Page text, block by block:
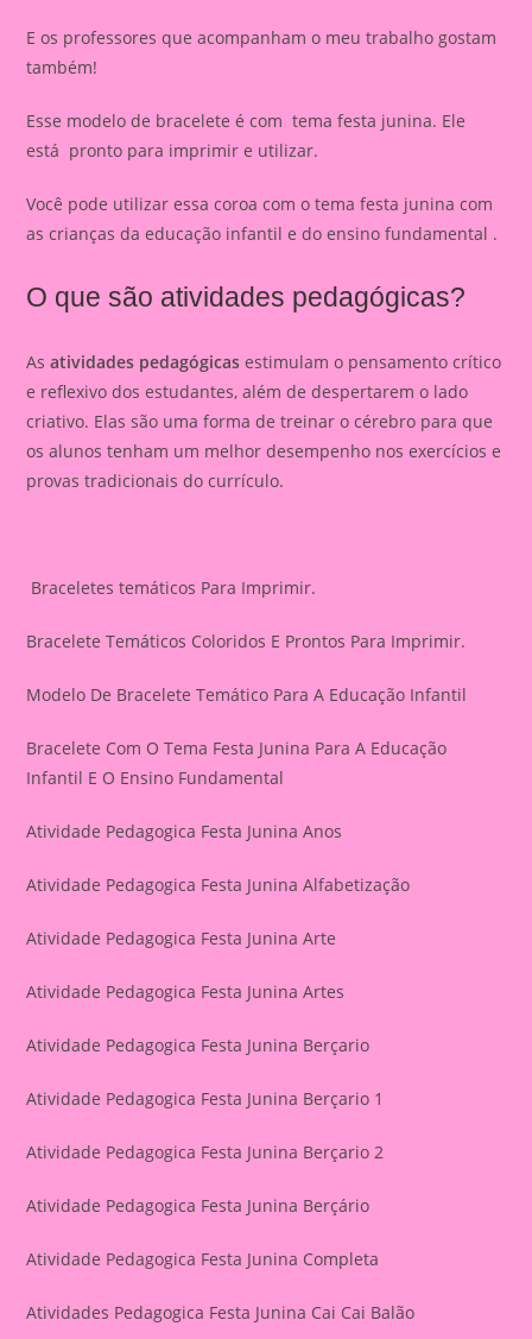
E os professores que acompanham o meu trabalho gostam
também!
Esse modelo de bracelete é com tema festa junina. Ele
está pronto para imprimir e utilizar.
Você pode utilizar essa coroa com o tema festa junina com
as crianças da educação infantil e do ensino fundamental .
O que são atividades pedagógicas?
Asatividades pedagógicas estimulam o pensamento crítico
e reflexivo dos estudantes, além de despertarem o lado
criativo. Elas são uma forma de treinar o cérebro para que
os alunos tenham um melhor desempenho nos exercícios e
provas tradicionais do currículo.
Braceletes temáticos Para Imprimir.
Bracelete Temáticos Coloridos E Prontos Para Imprimir.
Modelo De Bracelete Temático Para A Educação Infantil
Bracelete Com O Tema Festa Junina Para A Educação
Infantil E O Ensino Fundamental
Atividade Pedagogica Festa Junina Anos
Atividade Pedagogica Festa Junina Alfabetização
Atividade Pedagogica Festa Junina Arte
Atividade Pedagogica Festa Junina Artes
Atividade Pedagogica Festa Junina Berçario
Atividade Pedagogica Festa Junina Berçario 1
Atividade Pedagogica Festa Junina Berçario 2
Atividade Pedagogica Festa Junina Berçário
Atividade Pedagogica Festa Junina Completa
Atividades Pedagogica Festa Junina Cai Cai Balão